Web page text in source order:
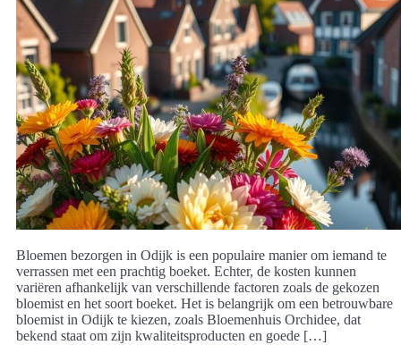
Bloemen bezorgen in Odijk is een populaire manier om iemand te
verrassen met een prachtig boeket. Echter, de kosten kunnen
variëren afhankelijk van verschillende factoren zoals de gekozen
bloemist en het soort boeket. Het is belangrijk om een betrouwbare
bloemist in Odijk te kiezen, zoals Bloemenhuis Orchidee, dat
bekend staat om zijn kwaliteitsproducten en goede […]